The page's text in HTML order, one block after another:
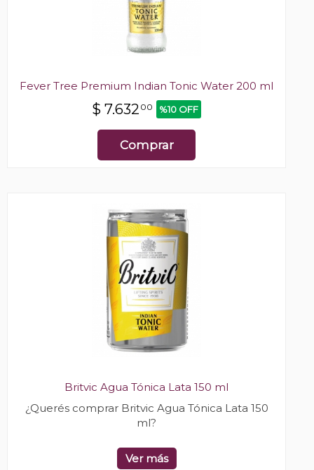
Fever Tree Premium Indian Tonic Water 200 ml
$ 7.632 00 %10 OFF
Comprar
Britvic Agua Tónica Lata 150 ml
¿Querés comprar Britvic Agua Tónica Lata 150
ml?
Ver más